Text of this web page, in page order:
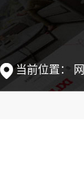
当前位置：